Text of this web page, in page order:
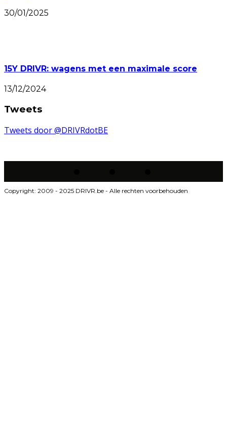
30/01/2025
15Y DRIVR: wagens met een maximale score
13/12/2024
Tweets
Tweets door @DRIVRdotBE
Copyright: 2009 - 2025 DRIVR.be - Alle rechten voorbehouden